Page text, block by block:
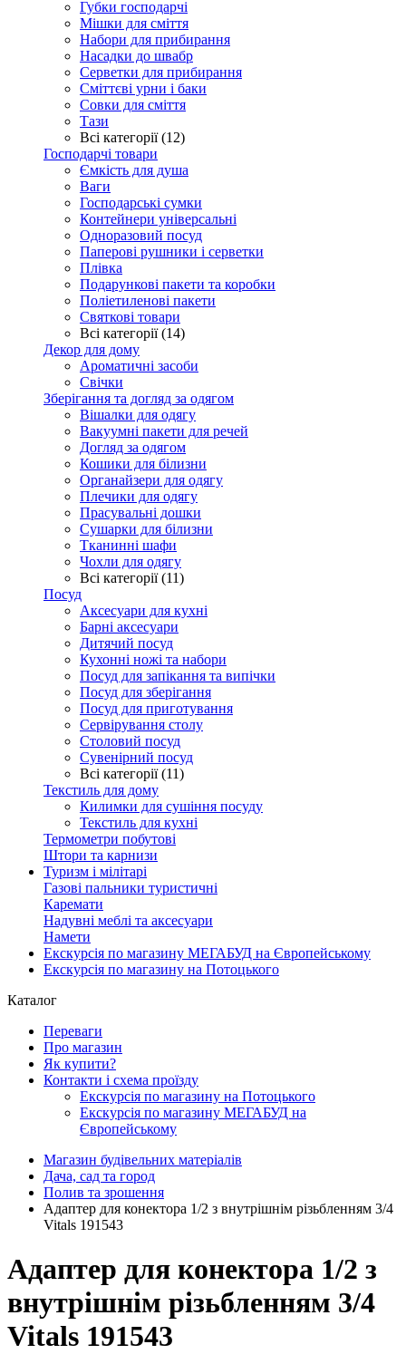
Губки господарчі
Мішки для сміття
Набори для прибирання
Насадки до швабр
Серветки для прибирання
Сміттєві урни і баки
Совки для сміття
Тази
Всі категорії (12)
Господарчі товари
Ємкість для душа
Ваги
Господарські сумки
Контейнери універсальні
Одноразовий посуд
Паперові рушники і серветки
Плівка
Подарункові пакети та коробки
Поліетиленові пакети
Святкові товари
Всі категорії (14)
Декор для дому
Ароматичні засоби
Свічки
Зберігання та догляд за одягом
Вішалки для одягу
Вакуумні пакети для речей
Догляд за одягом
Кошики для білизни
Органайзери для одягу
Плечики для одягу
Прасувальні дошки
Сушарки для білизни
Тканинні шафи
Чохли для одягу
Всі категорії (11)
Посуд
Аксесуари для кухні
Барні аксесуари
Дитячий посуд
Кухонні ножі та набори
Посуд для запікання та випічки
Посуд для зберігання
Посуд для приготування
Сервірування столу
Столовий посуд
Сувенірний посуд
Всі категорії (11)
Текстиль для дому
Килимки для сушіння посуду
Текстиль для кухні
Термометри побутові
Штори та карнизи
Туризм і мілітарі
Газові пальники туристичні
Каремати
Надувні меблі та аксесуари
Намети
Екскурсія по магазину МЕГАБУД на Європейському
Екскурсія по магазину на Потоцького
Каталог
Переваги
Про магазин
Як купити?
Контакти і схема проїзду
Екскурсія по магазину на Потоцького
Екскурсія по магазину МЕГАБУД на
Європейському
Магазин будівельних матеріалів
Дача, сад та город
Полив та зрошення
Адаптер для конектора 1/2 з внутрішнім різьбленням 3/4
Vitals 191543
Адаптер для конектора 1/2 з
внутрішнім різьбленням 3/4
Vitals 191543